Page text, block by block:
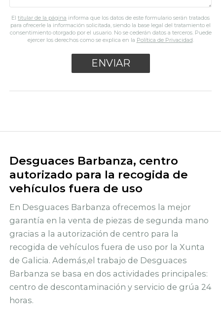
El titular de la página informa que los datos de este formulario serán tratados
para ofrecerle la información solicitada, siendo la base legal del tratamiento el
consentimiento otorgado por el usuario. No se cederán datos a terceros. Puede
ejercer los derechos como se explica en la Política de Privacidad.
Desguaces Barbanza, centro
autorizado para la recogida de
vehículos fuera de uso
En Desguaces Barbanza ofrecemos la mejor
garantía en la venta de piezas de segunda mano
gracias a la autorización de centro para la
recogida de vehículos fuera de uso por la Xunta
de Galicia. Además,el trabajo de Desguaces
Barbanza se basa en dos actividades principales:
centro de descontaminación y servicio de grúa 24
horas.